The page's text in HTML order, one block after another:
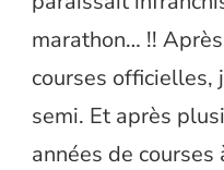
marathon… !!
courses officielles,
semi. Et après
années de